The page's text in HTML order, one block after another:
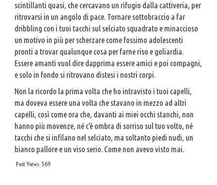
scintillanti quasi, che cercavano un rifugio dalla cattiveria, per
ritrovarsi in un angolo di pace. Tornare sottobraccio a far
dribbling con i tuoi tacchi sul selciato squadrato e minaccioso
un motivo in più per scherzare come fossimo adolescenti
pronti a trovar qualunque cosa per farne riso e goliardia.
Essere amanti vuol dire dapprima essere amici e poi compagni,
e solo in fondo si ritrovano distesi i nostri corpi.
Non la ricordo la prima volta che ho intravisto i tuoi capelli,
ma doveva essere una volta che stavano in mezzo ad altri
capelli, così come ora che, davanti ai miei occhi stanchi, non
hanno più movenze, né c’è ombra di sorriso sul tuo volto, né
tacchi che si infilano nel selciato, ma soltanto piedi nudi, un
bianco pallore e un viso serio. Come non avevo visto mai.
Post Views: 569